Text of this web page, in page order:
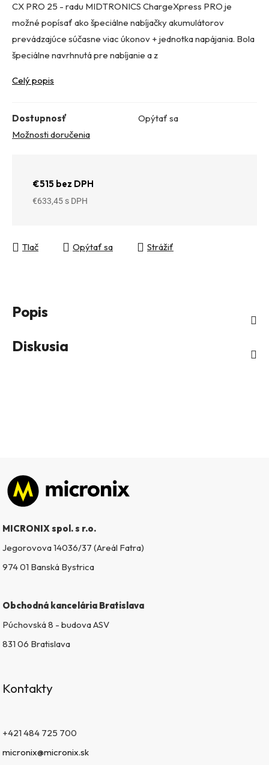
CX PRO 25 - radu MIDTRONICS ChargeXpress PRO je
možné popísať ako špeciálne nabíjačky akumulátorov
prevádzajúce súčasne viac úkonov + jednotka napájania. Bola
špeciálne navrhnutá pre nabíjanie a z
Celý popis
Dostupnosť
Opýtať sa
Možnosti doručenia
€515 bez DPH
€633,45
Tlač Opýtať sa Strážiť
Popis
Diskusia
Zápätie
MICRONIX spol. s r.o.
Jegorovova 14036/37 (Areál Fatra)
974 01 Banská Bystrica
Obchodná kancelária Bratislava
Púchovská 8 - budova ASV
831 06 Bratislava
Kontakty
+421 484 725 700
micronix@micronix.sk